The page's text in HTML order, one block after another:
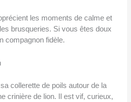
les moments de calme et
brusqueries. Si vous êtes doux
compagnon fidèle.
collerette de poils autour de la
crinière de lion. Il est vif, curieux,